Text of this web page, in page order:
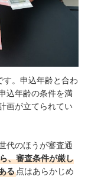
す。申込年齢と合わ
込年齢の条件を満
画が立てられてい
代のほうが審査通
、審査条件が厳し
る 点はあらかじめ